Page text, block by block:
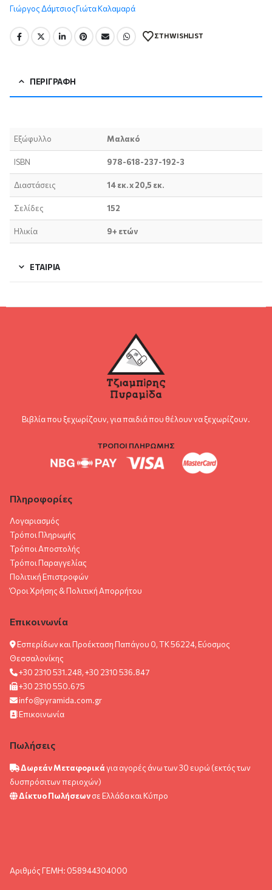
Γιώργος ΔάμτσιοςΓιώτα Καλαμαρά
ΣΤΗ WISHLIST
ΠΕΡΙΓΡΑΦΉ
Εξώφυλλο Μαλακό
ISBN 978-618-237-192-3
Διαστάσεις 14 εκ. x 20,5 εκ.
Σελίδες 152
Ηλικία 9+ ετών
ΕΤΑΙΡΊΑ
Βιβλία που ξεχωρίζουν, για παιδιά που θέλουν να ξεχωρίζουν.
ΤΡΟΠΟΙ ΠΛΗΡΩΜΗΣ
Πληροφορίες
Λογαριασμός
Τρόποι Πληρωμής
Τρόποι Αποστολής
Τρόποι Παραγγελίας
Πολιτική Επιστροφών
Όροι Χρήσης & Πολιτική Aπορρήτου
Επικοινωνία
Εσπερίδων και Προέκταση Παπάγου 0, ΤΚ 56224, Εύοσμος
Θεσσαλονίκης
+30 2310 531.248, +30 2310 536.847
+30 2310 550.675
info@pyramida.com.gr
Επικοινωνία
Πωλήσεις
Δωρεάν Μεταφορικάγια αγορές άνω των 30 ευρώ (εκτός των
δυσπρόσιτων περιοχών)
Δίκτυο Πωλήσεωνσε Ελλάδα και Κύπρο
Αριθμός ΓΕΜΗ: 058944304000